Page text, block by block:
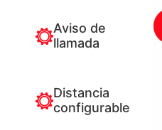
Aviso de
llamada
Distancia
configurable